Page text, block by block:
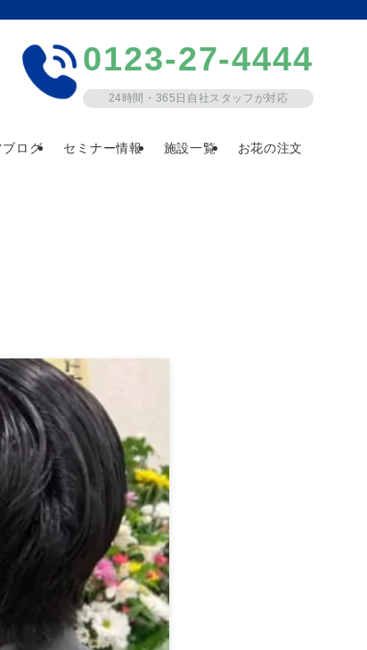
ブログ セミナー情報 施設一覧 お花の注文
0123-27-4444
24時間・365日自社スタッフが対応